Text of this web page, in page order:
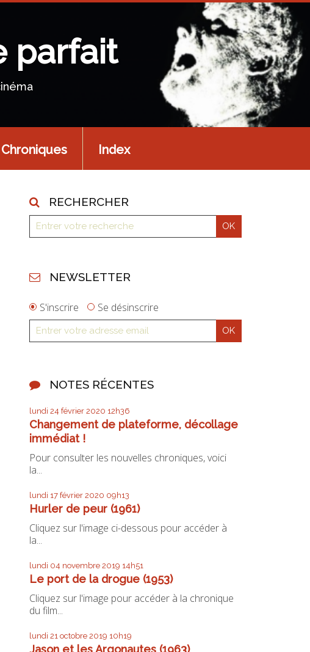
parfait
Chroniques Index
RECHERCHER
NEWSLETTER
S'inscrire Se désinscrire
NOTES RÉCENTES
lundi 24 février 2020 12h36
Changement de plateforme, décollage
immédiat !
Pour consulter les nouvelles chroniques, voici
la...
lundi 17 février 2020 09h13
Hurler de peur (1961)
Cliquez sur l'image ci-dessous pour accéder à
la...
lundi 04 novembre 2019 14h51
Le port de la drogue (1953)
Cliquez sur l'image pour accéder à la chronique
du film...
lundi 21 octobre 2019 10h19
Jason et les Argonautes (1963)